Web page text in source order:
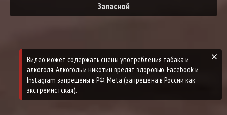
Запасной
Видео может содержать сцены употребления табака и
алкоголя. Алкоголь и никотин вредят здоровью. Facebook и
Instagram запрещены в РФ. Meta (запрещена в России как
экстремистская).